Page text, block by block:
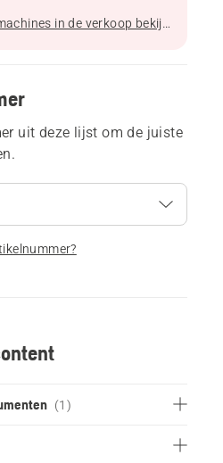
Alle Doorslijpmachines in de verkoop bekijken
uit deze lijst om de juiste
(1)